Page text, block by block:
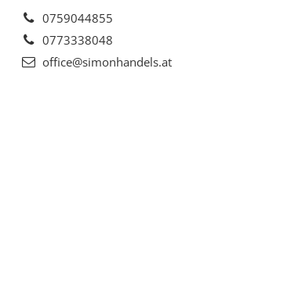
0759044855
0773338048
office@simonhandels.at